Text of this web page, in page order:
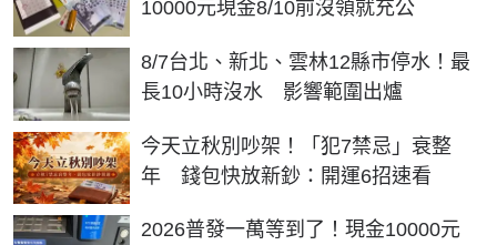
10000元現金8/10前沒領就充公
8/7台北、新北、雲林12縣市停水！最
長10小時沒水 影響範圍出爐
今天立秋別吵架！「犯7禁忌」衰整
年 錢包快放新鈔：開運6招速看
2026普發一萬等到了！現金10000元